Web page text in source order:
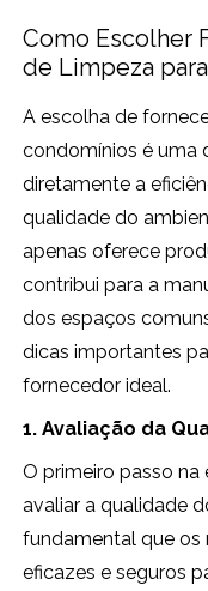
Como Escolher
de Limpeza
A escolha de
condomínios é uma
diretamente a
qualidade do
apenas oferece
contribui para a
dos espaços
dicas importantes
fornecedor ideal.
1. Avaliação da
O primeiro passo
avaliar a qualidade
fundamental que os
eficazes e seguros